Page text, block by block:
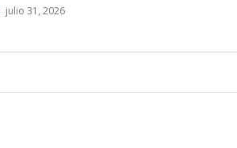
julio 31, 2026